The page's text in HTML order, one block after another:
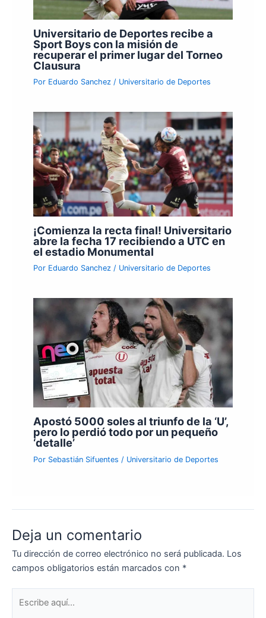
Universitario de Deportes recibe a
Sport Boys con la misión de
recuperar el primer lugar del Torneo
Clausura
Por Eduardo Sanchez/ Universitario de Deportes
¡Comienza la recta final! Universitario
abre la fecha 17 recibiendo a UTC en
el estadio Monumental
Por Eduardo Sanchez/ Universitario de Deportes
Apostó 5000 soles al triunfo de la ‘U’,
pero lo perdió todo por un pequeño
‘detalle’
Por Sebastián Sifuentes / Universitario de Deportes
Deja un comentario
Tu dirección de correo electrónico no será publicada. Los
campos obligatorios están marcados con *
aquí...